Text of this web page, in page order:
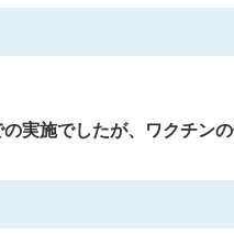
実施でしたが、ワクチン